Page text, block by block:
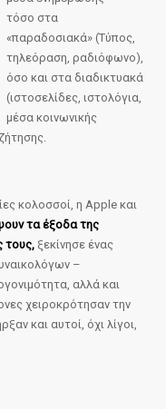
τόσο στα
«παραδοσιακά» (Τύπος,
τηλεόραση, ραδιόφωνο),
όσο και στα διαδικτυακά
(ιστοσελίδες, ιστολόγια,
μέσα κοινωνικής
κολοσσοί, η Apple και
τα έξοδα της
τους, ξεκίνησε ένας
–
αλλά και
χειροκρότησαν την
και αυτοί, όχι λίγοι,